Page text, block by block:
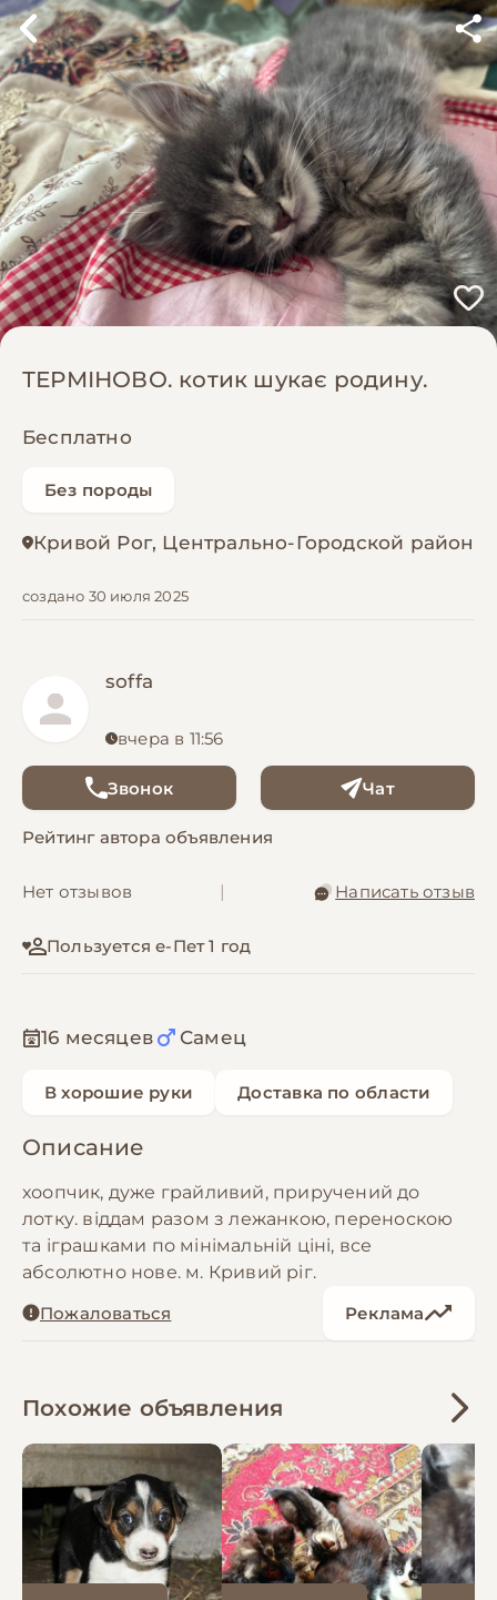
ТЕРМІНОВО. котик шукає родину.
Бесплатно
Без породы
Кривой Рог, Центрально-Городской район
создано 30 июля 2025
soffa
вчера в 11:56
Звонок Чат
Рейтинг автора объявления
Нет отзывов Написать отзыв
Пользуется е-Пет 1 год
16 месяцев Самец
В хорошие руки Доставка по области
Описание
хоопчик, дуже грайливий, приручений до
лотку. віддам разом з лежанкою, переноскою
та іграшками по мінімальній ціні, все
абсолютно нове. м. Кривий ріг.
Пожаловаться
Реклама
Похожие объявления